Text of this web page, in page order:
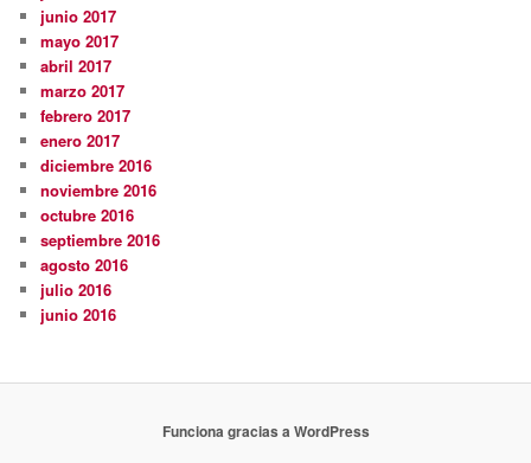
junio 2017
mayo 2017
abril 2017
marzo 2017
febrero 2017
enero 2017
diciembre 2016
noviembre 2016
octubre 2016
septiembre 2016
agosto 2016
julio 2016
junio 2016
Funciona gracias a WordPress